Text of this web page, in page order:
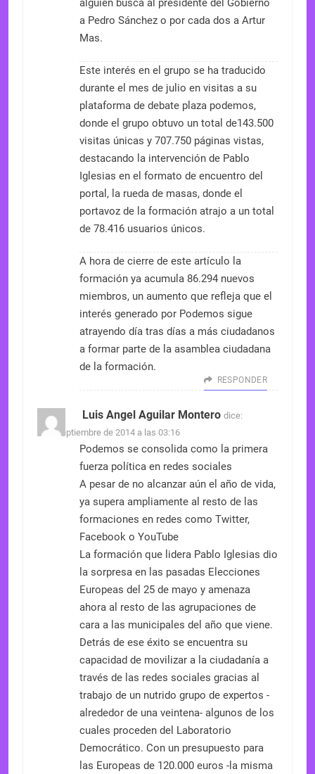
alguien busca al presidente del Gobierno
a Pedro Sánchez o por cada dos a Artur
Mas.
Este interés en el grupo se ha traducido
durante el mes de julio en visitas a su
plataforma de debate plaza podemos,
donde el grupo obtuvo un total de143.500
visitas únicas y 707.750 páginas vistas,
destacando la intervención de Pablo
Iglesias en el formato de encuentro del
portal, la rueda de masas, donde el
portavoz de la formación atrajo a un total
de 78.416 usuarios únicos.
A hora de cierre de este artículo la
formación ya acumula 86.294 nuevos
miembros, un aumento que refleja que el
interés generado por Podemos sigue
atrayendo día tras días a más ciudadanos
a formar parte de la asamblea ciudadana
de la formación.
RESPONDER
Luis Angel Aguilar Montero dice:
7 de septiembre de 2014 a las 03:16
Podemos se consolida como la primera
fuerza política en redes sociales
A pesar de no alcanzar aún el año de vida,
ya supera ampliamente al resto de las
formaciones en redes como Twitter,
Facebook o YouTube
La formación que lidera Pablo Iglesias dio
la sorpresa en las pasadas Elecciones
Europeas del 25 de mayo y amenaza
ahora al resto de las agrupaciones de
cara a las municipales del año que viene.
Detrás de ese éxito se encuentra su
capacidad de movilizar a la ciudadanía a
través de las redes sociales gracias al
trabajo de un nutrido grupo de expertos -
alrededor de una veintena- algunos de los
cuales proceden del Laboratorio
Democrático. Con un presupuesto para
las Europeas de 120.000 euros -la misma